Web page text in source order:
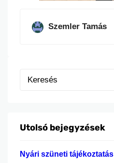
Szemler Tamás
s
Utolsó bejegyzések
Nyári szüneti tájékoztatás